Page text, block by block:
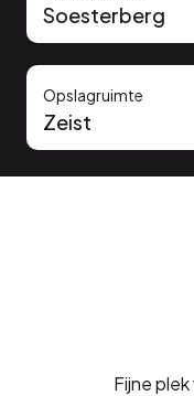
Soesterberg
Opslagruimte
Zeist
Fijne